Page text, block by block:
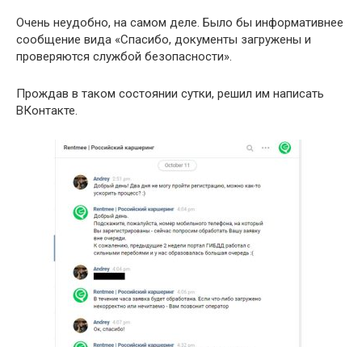
Очень неудобно, на самом деле. Было бы информативнее
сообщение вида «Спасибо, документы загружены и
проверяются службой безопасности».
Прождав в таком состоянии сутки, решил им написать
ВКонтакте.